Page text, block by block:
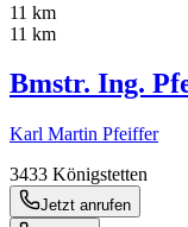
11 km
11 km
Bmstr. Ing.
Karl Martin Pfeiffer
3433 Königstetten
Jetzt anrufen